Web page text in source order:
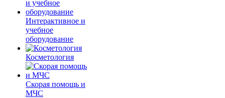
Интерактивное и
учебное
оборудование
Косметология
Скорая помощь и
МЧС